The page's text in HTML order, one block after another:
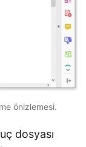
önizlemesi.
dosyası